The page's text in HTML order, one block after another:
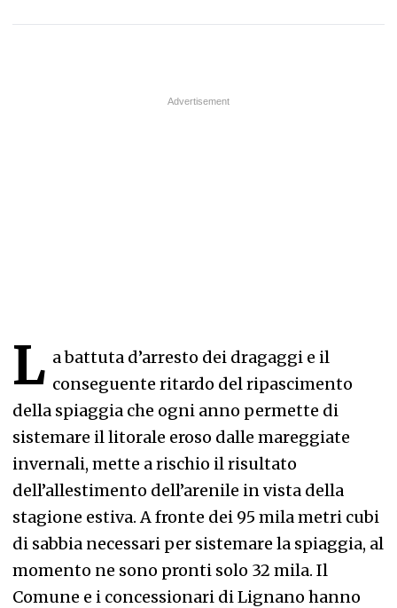
L a battuta d’arresto dei dragaggi e il
conseguente ritardo del ripascimento
della spiaggia che ogni anno permette di
sistemare il litorale eroso dalle mareggiate
invernali, mette a rischio il risultato
dell’allestimento dell’arenile in vista della
stagione estiva. A fronte dei 95 mila metri cubi
di sabbia necessari per sistemare la spiaggia, al
momento ne sono pronti solo 32 mila. Il
Comune e i concessionari di Lignano hanno